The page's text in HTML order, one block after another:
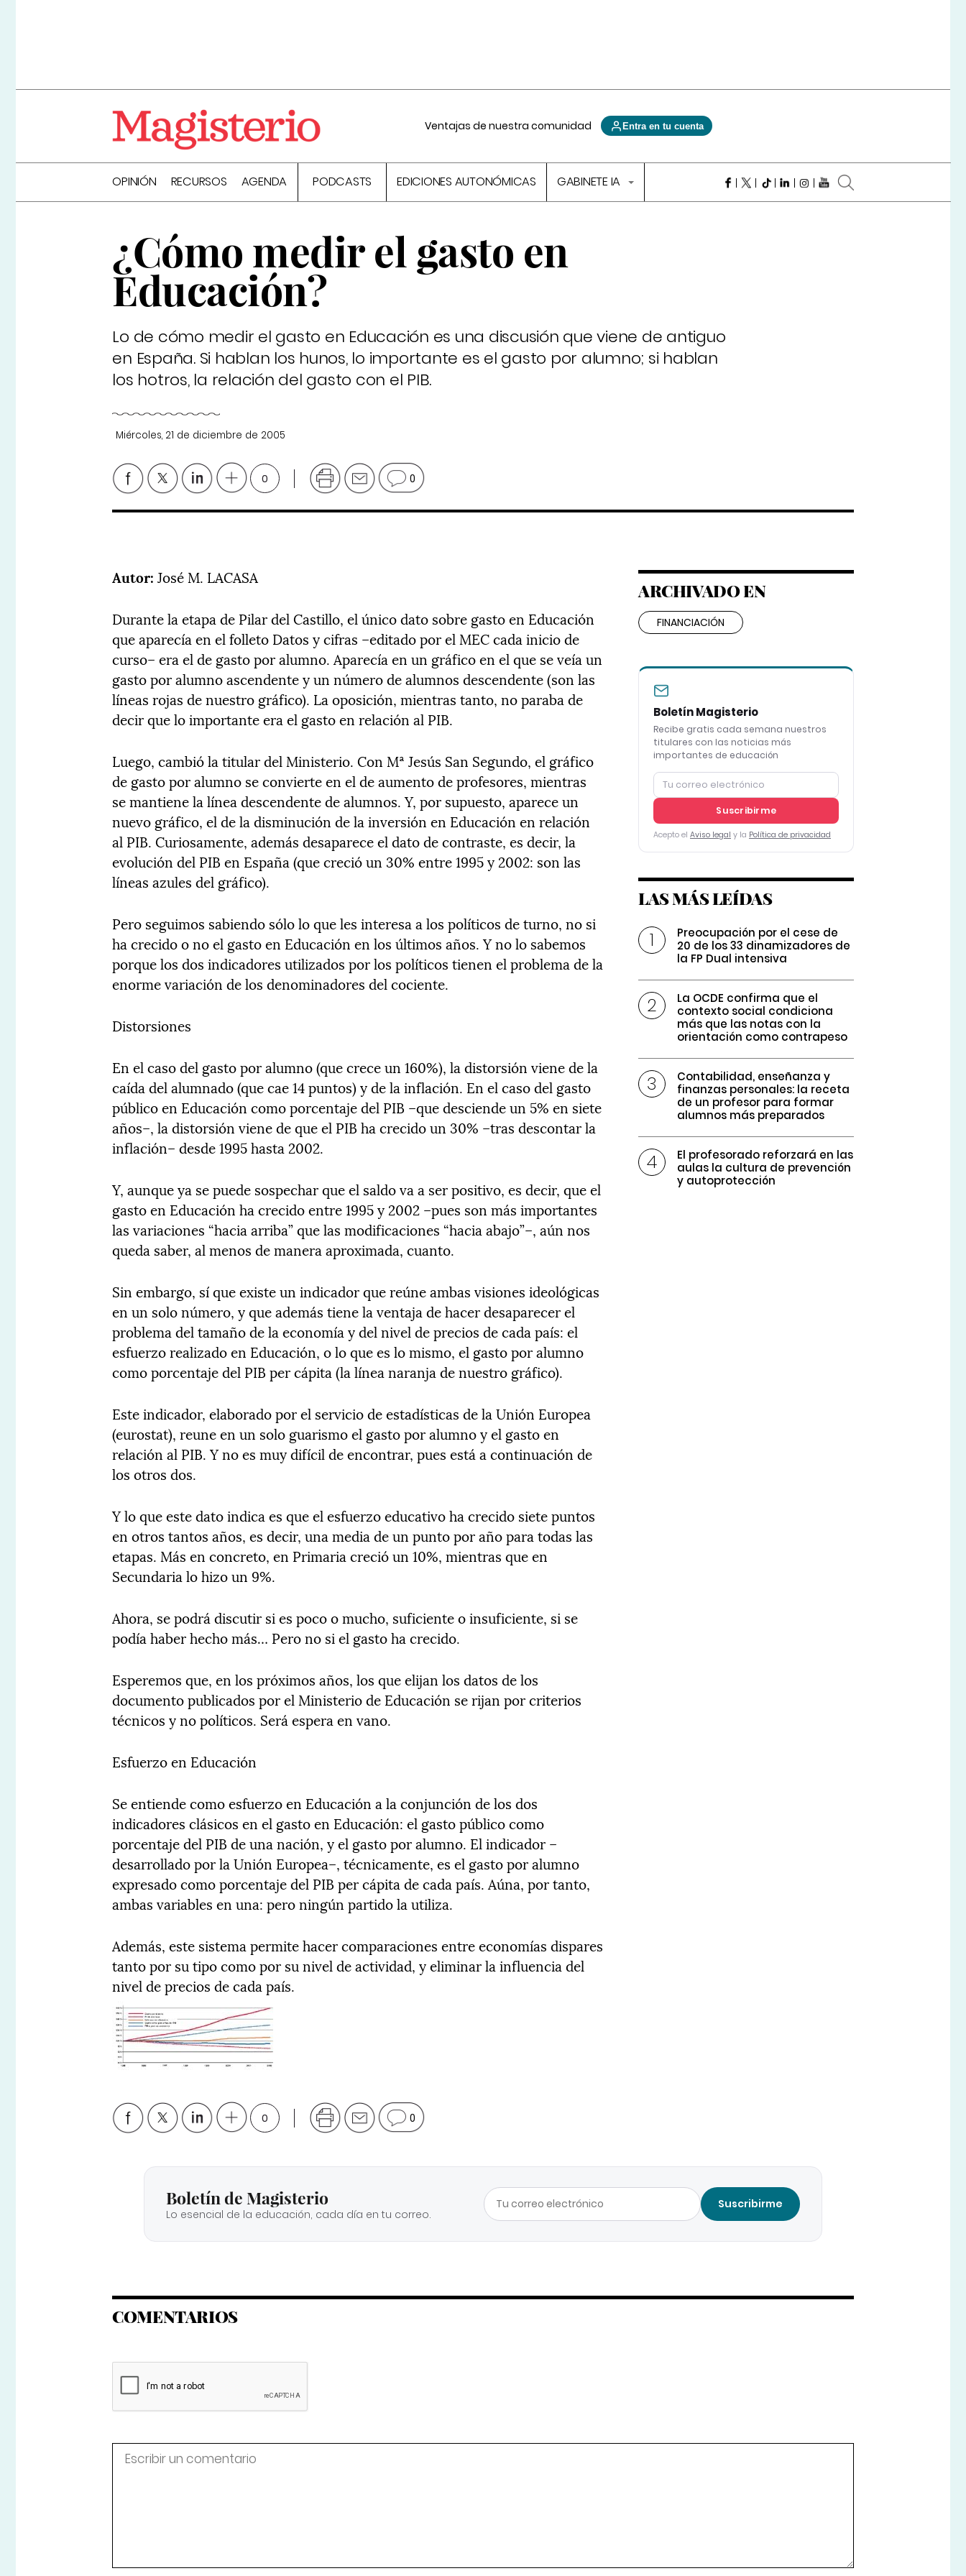
Ventajas de nuestra comunidad Entra en tu cuenta
OPINIÓN RECURSOS AGENDA PODCASTS EDICIONES AUTONÓMICAS GABINETE IA
¿Cómo medir el gasto en
Educación?
Lo de cómo medir el gasto en Educación es una discusión que viene de antiguo
en España. Si hablan los hunos, lo importante es el gasto por alumno; si hablan
los hotros, la relación del gasto con el PIB.
Miércoles, 21 de diciembre de 2005
0 0
Autor:José M. LACASA
Durante la etapa de Pilar del Castillo, el único dato sobre gasto en Educación
que aparecía en el folleto Datos y cifras –editado por el MEC cada inicio de
curso– era el de gasto por alumno. Aparecía en un gráfico en el que se veía un
gasto por alumno ascendente y un número de alumnos descendente (son las
líneas rojas de nuestro gráfico). La oposición, mientras tanto, no paraba de
decir que lo importante era el gasto en relación al PIB.
Luego, cambió la titular del Ministerio. Con Mª Jesús San Segundo, el gráfico
de gasto por alumno se convierte en el de aumento de profesores, mientras
se mantiene la línea descendente de alumnos. Y, por supuesto, aparece un
nuevo gráfico, el de la disminución de la inversión en Educación en relación
al PIB. Curiosamente, además desaparece el dato de contraste, es decir, la
evolución del PIB en España (que creció un 30% entre 1995 y 2002: son las
líneas azules del gráfico).
Pero seguimos sabiendo sólo lo que les interesa a los políticos de turno, no si
ha crecido o no el gasto en Educación en los últimos años. Y no lo sabemos
porque los dos indicadores utilizados por los políticos tienen el problema de la
enorme variación de los denominadores del cociente.
Distorsiones
En el caso del gasto por alumno (que crece un 160%), la distorsión viene de la
caída del alumnado (que cae 14 puntos) y de la inflación. En el caso del gasto
público en Educación como porcentaje del PIB –que desciende un 5% en siete
años–, la distorsión viene de que el PIB ha crecido un 30% –tras descontar la
inflación– desde 1995 hasta 2002.
Y, aunque ya se puede sospechar que el saldo va a ser positivo, es decir, que el
gasto en Educación ha crecido entre 1995 y 2002 –pues son más importantes
las variaciones “hacia arriba” que las modificaciones “hacia abajo”–, aún nos
queda saber, al menos de manera aproximada, cuanto.
Sin embargo, sí que existe un indicador que reúne ambas visiones ideológicas
en un solo número, y que además tiene la ventaja de hacer desaparecer el
problema del tamaño de la economía y del nivel de precios de cada país: el
esfuerzo realizado en Educación, o lo que es lo mismo, el gasto por alumno
como porcentaje del PIB per cápita (la línea naranja de nuestro gráfico).
Este indicador, elaborado por el servicio de estadísticas de la Unión Europea
(eurostat), reune en un solo guarismo el gasto por alumno y el gasto en
relación al PIB. Y no es muy difícil de encontrar, pues está a continuación de
los otros dos.
Y lo que este dato indica es que el esfuerzo educativo ha crecido siete puntos
en otros tantos años, es decir, una media de un punto por año para todas las
etapas. Más en concreto, en Primaria creció un 10%, mientras que en
Secundaria lo hizo un 9%.
Ahora, se podrá discutir si es poco o mucho, suficiente o insuficiente, si se
podía haber hecho más… Pero no si el gasto ha crecido.
Esperemos que, en los próximos años, los que elijan los datos de los
documento publicados por el Ministerio de Educación se rijan por criterios
técnicos y no políticos. Será espera en vano.
Esfuerzo en Educación
Se entiende como esfuerzo en Educación a la conjunción de los dos
indicadores clásicos en el gasto en Educación: el gasto público como
porcentaje del PIB de una nación, y el gasto por alumno. El indicador –
desarrollado por la Unión Europea–, técnicamente, es el gasto por alumno
expresado como porcentaje del PIB per cápita de cada país. Aúna, por tanto,
ambas variables en una: pero ningún partido la utiliza.
Además, este sistema permite hacer comparaciones entre economías dispares
tanto por su tipo como por su nivel de actividad, y eliminar la influencia del
nivel de precios de cada país.
0 0
ARCHIVADO EN
FINANCIACIÓN
Boletín Magisterio
Recibe gratis cada semana nuestros
titulares con las noticias más
importantes de educación
Suscribirme
Acepto el Aviso legal y la Política de privacidad
LAS MÁS LEÍDAS
Preocupación por el cese de
20 de los 33 dinamizadores de
la FP Dual intensiva
La OCDE confirma que el
contexto social condiciona
más que las notas con la
orientación como contrapeso
Contabilidad, enseñanza y
finanzas personales: la receta
de un profesor para formar
alumnos más preparados
El profesorado reforzará en las
aulas la cultura de prevención
y autoprotección
Boletín de Magisterio
Lo esencial de la educación, cada día en tu correo.
Suscribirme
COMENTARIOS